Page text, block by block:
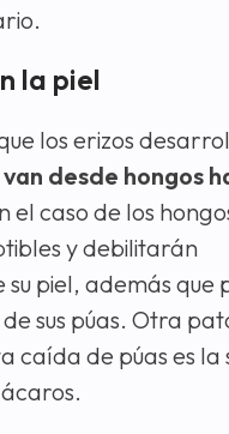
la piel
los erizos
van desde hongos
el caso de los
y debilitarán
piel, además que
sus púas. Otra
caída de púas es la